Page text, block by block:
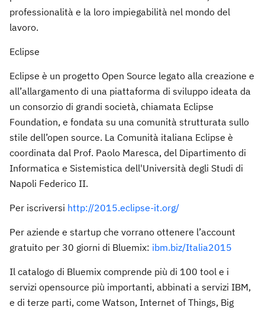
professionalità e la loro impiegabilità nel mondo del
lavoro.
Eclipse
Eclipse è un progetto Open Source legato alla creazione e
all’allargamento di una piattaforma di sviluppo ideata da
un consorzio di grandi società, chiamata Eclipse
Foundation, e fondata su una comunità strutturata sullo
stile dell’open source. La Comunità italiana Eclipse è
coordinata dal Prof. Paolo Maresca, del Dipartimento di
Informatica e Sistemistica dell'Università degli Studi di
Napoli Federico II.
Per iscriversi http://2015.eclipse-it.org/
Per aziende e startup che vorrano ottenere l’account
gratuito per 30 giorni di Bluemix: ibm.biz/Italia2015
Il catalogo di Bluemix comprende più di 100 tool e i
servizi opensource più importanti, abbinati a servizi IBM,
e di terze parti, come Watson, Internet of Things, Big